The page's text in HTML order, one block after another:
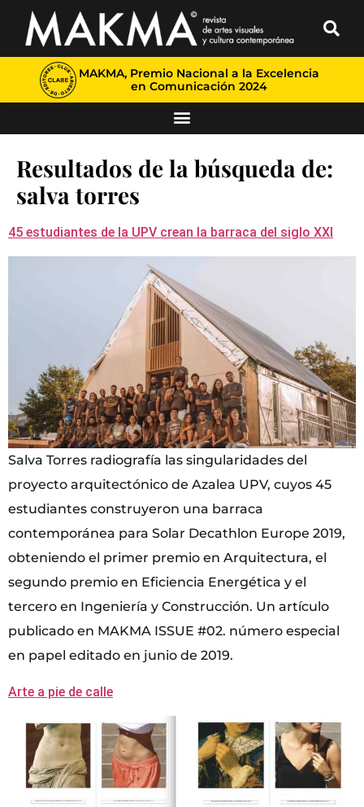
MAKMA, Premio Nacional a la Excelencia
en Comunicación 2024
Resultados de la búsqueda de:
salva torres
45 estudiantes de la UPV crean la barraca del siglo XXI
Salva Torres radiografía las singularidades del
proyecto arquitectónico de Azalea UPV, cuyos 45
estudiantes construyeron una barraca
contemporánea para Solar Decathlon Europe 2019,
obteniendo el primer premio en Arquitectura, el
segundo premio en Eficiencia Energética y el
tercero en Ingeniería y Construcción. Un artículo
publicado en MAKMA ISSUE #02. número especial
en papel editado en junio de 2019.
Arte a pie de calle